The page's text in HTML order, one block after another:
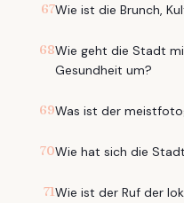
67Wie ist die Brunch,
68Wie geht die Stadt
Gesundheit um?
69Was ist der
70Wie hat sich die
71Wie ist der Ruf der